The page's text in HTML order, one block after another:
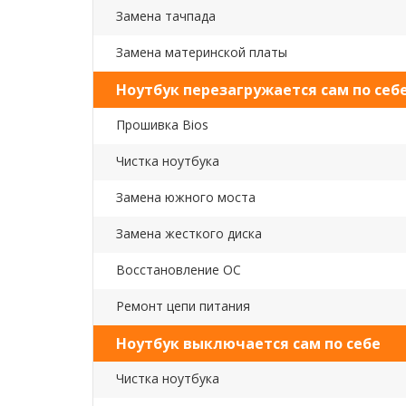
Замена тачпада
Замена материнской платы
Ноутбук перезагружается сам по
Прошивка Bios
Чистка ноутбука
Замена южного моста
Замена жесткого диска
Восстановление ОС
Ремонт цепи питания
Ноутбук выключается сам по себе
Чистка ноутбука